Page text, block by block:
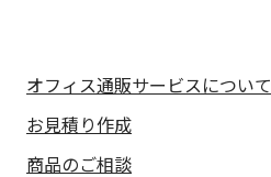
オフィス通販サービスについて
お見積り作成
商品のご相談